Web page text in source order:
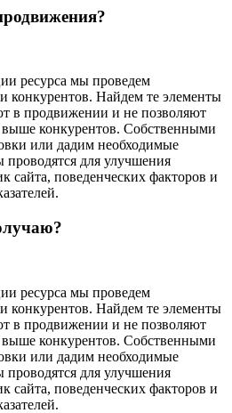
ресурса мы проведем
конкурентов. Найдем те элементы
в продвижении и не позволяют
выше конкурентов. Собственными
или дадим необходимые
для улучшения
сайта, поведенческих факторов и
ресурса мы проведем
конкурентов. Найдем те элементы
в продвижении и не позволяют
выше конкурентов. Собственными
или дадим необходимые
для улучшения
сайта, поведенческих факторов и